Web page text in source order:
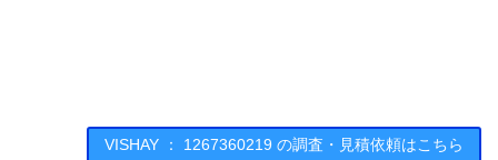
VISHAY ： 1267360219 の調査・見積依頼はこちら